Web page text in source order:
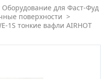
Оборудование для Фаст-Фуд
поверхности >
1S тонкие вафли AIRHOT